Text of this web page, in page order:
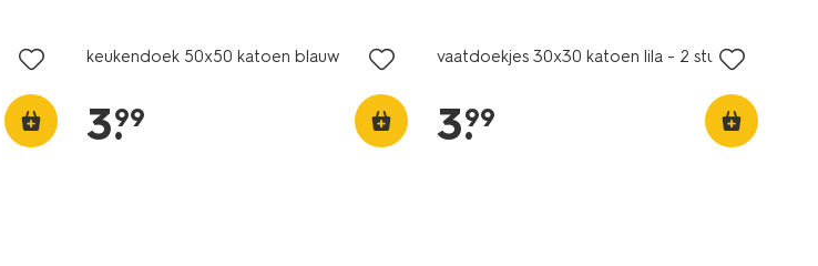
keukendoek 50x50 katoen blauw
3.
99
vaatdoekjes 30x30 katoen lila - 2 stuks
3.
99